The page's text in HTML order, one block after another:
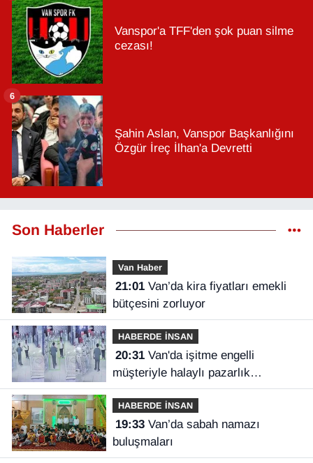
Vanspor'a TFF'den şok puan silme
cezası!
Şahin Aslan, Vanspor Başkanlığını
Özgür İreç İlhan'a Devretti
6
Son Haberler
Van Haber
21:01Van’da kira fiyatları emekli
bütçesini zorluyor
HABERDE İNSAN
20:31Van'da işitme engelli
müşteriyle halaylı pazarlık
gülümsetti
HABERDE İNSAN
19:33Van’da sabah namazı
buluşmaları